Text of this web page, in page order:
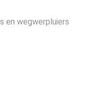
en wegwerpluiers